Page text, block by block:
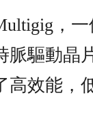
，
驅動晶
高效能，